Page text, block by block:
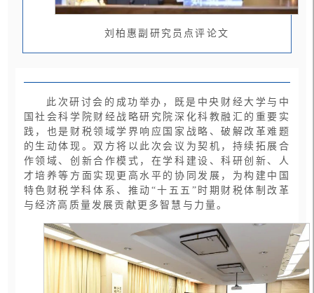
刘柏惠副研究员点评论文
此次研讨会的成功举办，既是中央财经大学与中
国社会科学院财经战略研究院深化科教融汇的重要实
践，也是财税领域学界响应国家战略、破解改革难题
的生动体现。双方将以此次会议为契机，持续拓展合
作领域、创新合作模式，在学科建设、科研创新、人
才培养等方面实现更高水平的协同发展，为构建中国
特色财税学科体系、推动“十五五”时期财税体制改革
与经济高质量发展贡献更多智慧与力量。